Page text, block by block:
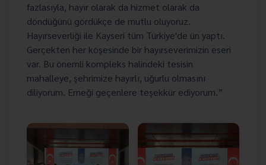
fazlasıyla, hayır olarak da hizmet olarak da
döndüğünü gördükçe de mutlu oluyoruz.
Hayırseverliği ile Kayseri tüm Türkiye'de ün yaptı.
Gerçekten her köşesinde bir hayırseverimizin eseri
var. Bu önemli kompleks halindeki tesisin
mahalleye, şehrimize hayırlı, uğurlu olmasını
diliyorum. Emeği geçenlere teşekkür ediyorum.”